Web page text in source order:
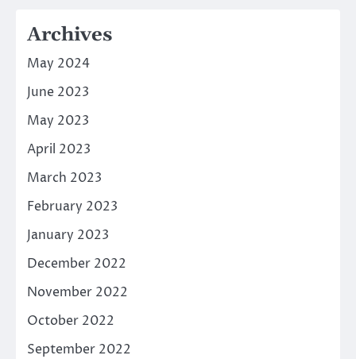
Archives
May 2024
June 2023
May 2023
April 2023
March 2023
February 2023
January 2023
December 2022
November 2022
October 2022
September 2022